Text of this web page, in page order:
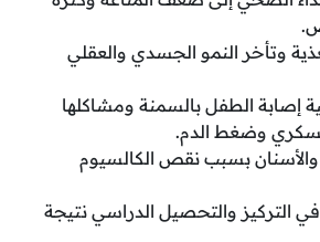
وتأخر النمو الجسدي والعقلي
إصابة الطفل بالسمنة ومشاكلها
وضغط الدم.
بسبب نقص الكالسيوم
التركيز والتحصيل الدراسي نتيجة